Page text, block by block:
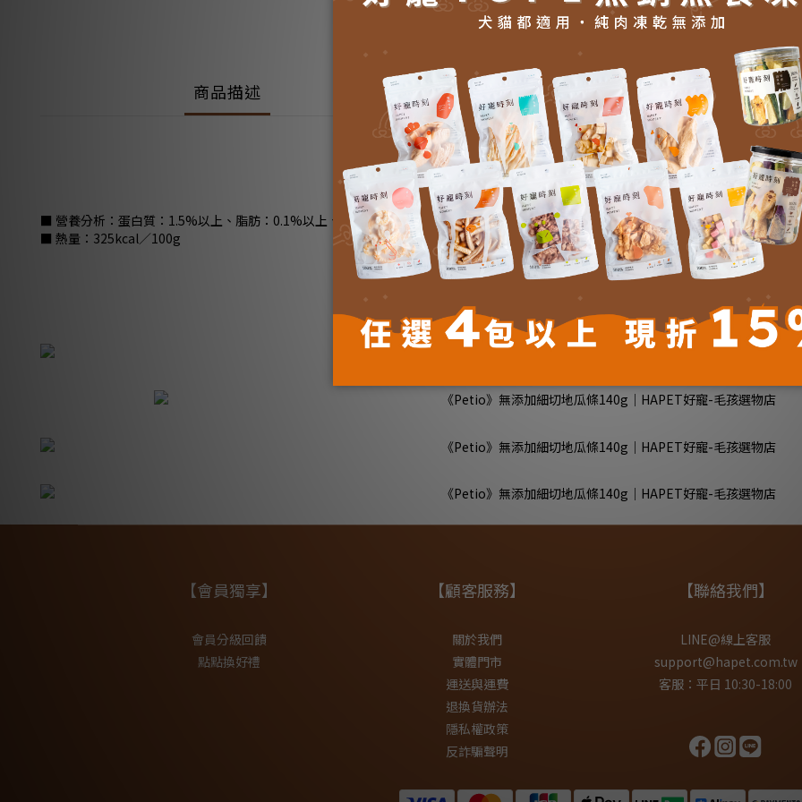
商品描述 送貨及付款方式
商品描述
■ 營養分析：蛋白質：1.5%以上、脂肪：0.1%以上、纖維：2.0%以下、灰分：3.5%以下、水分：18.0%以下。
■ 熱量：325kcal／100g
了解更多
【會員獨享】
會員分級回饋
點點換好禮
【顧客服務】
關於我們
實體門市
運送與運費
退換貨辦法
隱私權政策
反詐騙聲明
【聯絡我們】
LINE@線上客服
support@hapet.com.tw
客服：平日 10:30-18:00